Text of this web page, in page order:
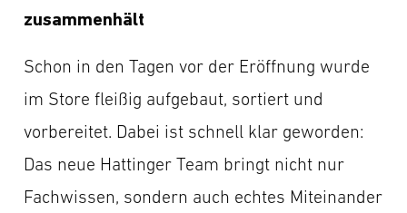
zusammenhält
Schon in den Tagen vor der Eröffnung wurde
im Store fleißig aufgebaut, sortiert und
vorbereitet. Dabei ist schnell klar geworden:
Das neue Hattinger Team bringt nicht nur
Fachwissen, sondern auch echtes Miteinander